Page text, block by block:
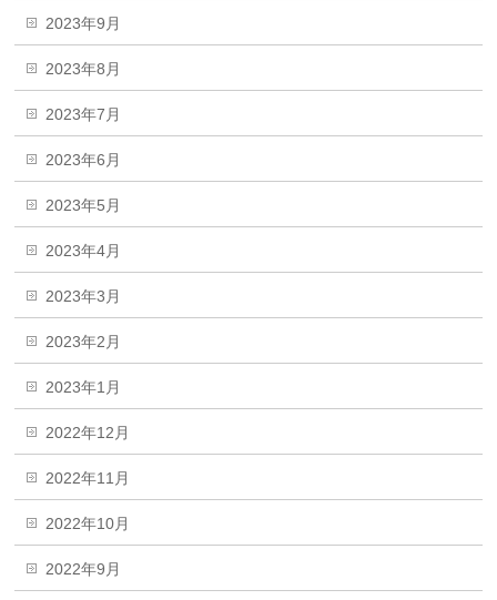
2023年9月
2023年8月
2023年7月
2023年6月
2023年5月
2023年4月
2023年3月
2023年2月
2023年1月
2022年12月
2022年11月
2022年10月
2022年9月